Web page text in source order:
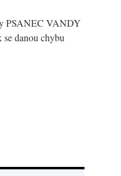
PSANEC VANDY
danou chybu